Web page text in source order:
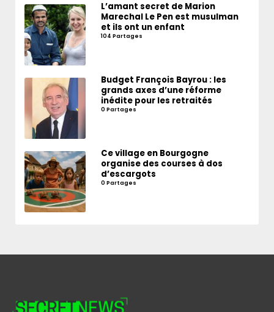
L’amant secret de Marion
Marechal Le Pen est musulman
et ils ont un enfant
104 Partages
Budget François Bayrou : les
grands axes d’une réforme
inédite pour les retraités
0 Partages
Ce village en Bourgogne
organise des courses à dos
d’escargots
0 Partages